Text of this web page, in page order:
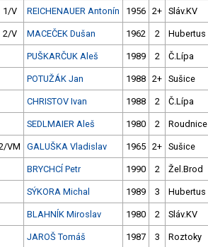
1/V REICHENAUER Antonín 1956 2+ Sláv.KV
2/V MACEČEK Dušan 1962 2 Hubertus
PUŠKARČUK Aleš 1989 2 Č.Lípa
POTUŽÁK Jan 1988 2+ Sušice
CHRISTOV Ivan 1988 2 Č.Lípa
SEDLMAIER Aleš 1980 2 Roudnice
VM GALUŠKA Vladislav 1965 2+ Sušice
BRYCHCÍ Petr 1990 2 Žel.Brod
SÝKORA Michal 1989 3 Hubertus
BLAHNÍK Miroslav 1980 2 Sláv.KV
JAROŠ Tomáš 1987 3 Roztoky